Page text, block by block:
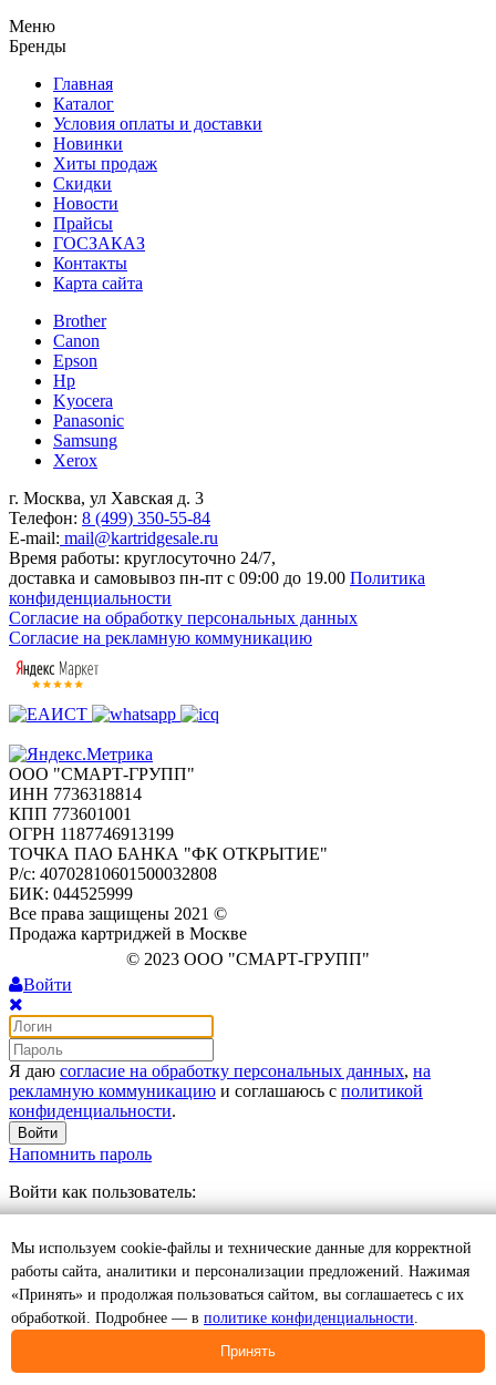
Меню
Бренды
Главная
Каталог
Условия оплаты и доставки
Новинки
Хиты продаж
Скидки
Новости
Прайсы
ГОСЗАКАЗ
Контакты
Карта сайта
Brother
Canon
Epson
Hp
Kyocera
Panasonic
Samsung
Xerox
г. Москва, ул Хавская д. 3
Телефон: 8 (499) 350-55-84
E-mail: mail@kartridgesale.ru
Время работы: круглосуточно 24/7,
доставка и самовывоз пн-пт с 09:00 до 19.00 Политика
конфиденциальности
Согласие на обработку персональных данных
Согласие на рекламную коммуникацию
ООО "СМАРТ-ГРУПП"
ИНН 7736318814
КПП 773601001
ОГРН 1187746913199
ТОЧКА ПАО БАНКА "ФК ОТКРЫТИЕ"
Р/с: 40702810601500032808
БИК: 044525999
Все права защищены 2021 ©
Продажа картриджей в Москве
© 2023 ООО "СМАРТ-ГРУПП"
Войти
Я даю согласие на обработку персональных данных, на
рекламную коммуникацию и соглашаюсь с политикой
конфиденциальности.
Войти
Напомнить пароль
Войти как пользователь:
Отложенные 0
Моя корзина 0 0 руб.
Оформить
Товар добавлен в корзину
Оформить заказ
Мы используем cookie-файлы и технические данные для корректной
работы сайта, аналитики и персонализации предложений. Нажимая
«Принять» и продолжая пользоваться сайтом, вы соглашаетесь с их
обработкой. Подробнее — в политике конфиденциальности.
Принять